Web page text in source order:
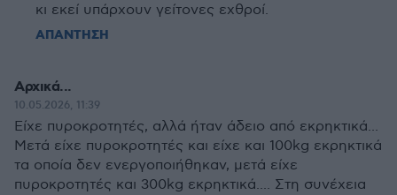
κι εκεί υπάρχουν γείτονες εχθροί.
ΑΠΑΝΤΗΣΗ
Αρχικά...
10.05.2026, 11:39
Είχε πυροκροτητές, αλλά ήταν άδειο από εκρηκτικά...
Μετά είχε πυροκροτητές και είχε και 100kg εκρηκτικά
τα οποία δεν ενεργοποιήθηκαν, μετά είχε
πυροκροτητές και 300kg εκρηκτικά.... Στη συνέχεια